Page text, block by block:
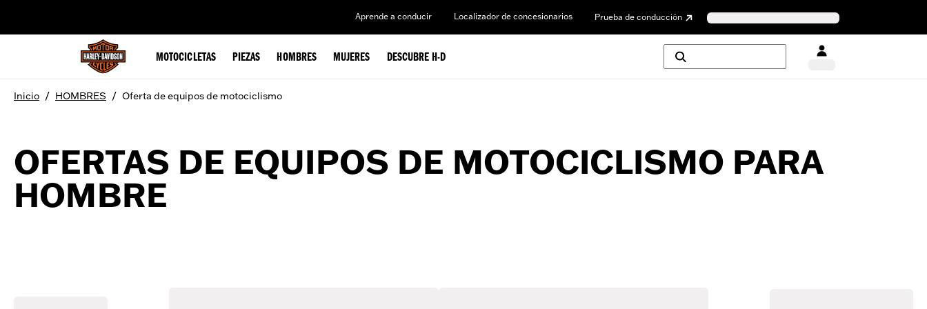
Aprende a conducir Localizador de concesionarios Prueba de conducción
MOTOCICLETAS PIEZAS HOMBRES MUJERES DESCUBRE H-D
Inicio / HOMBRES / Oferta de equipos de motociclismo
OFERTAS DE EQUIPOS DE MOTOCICLISMO PARA
HOMBRE